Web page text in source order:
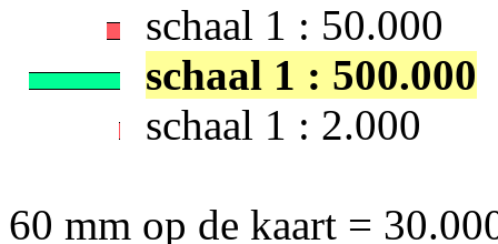
schaal 1 : 50.000
schaal 1 : 500.000
schaal 1 : 2.000
60 mm op de kaart =